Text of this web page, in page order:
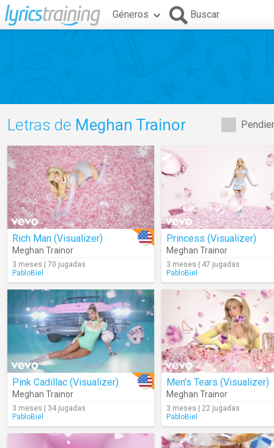
Géneros Buscar
Letras de Meghan Trainor
Rich Man (Visualizer)
Meghan Trainor
3 meses | 70 jugadas
PabloBiel
Princess (Visualizer)
Meghan Trainor
3 meses | 47 jugadas
PabloBiel
Pink Cadillac (Visualizer)
Meghan Trainor
3 meses | 34 jugadas
PabloBiel
Men's Tears (Visualizer)
Meghan Trainor
3 meses | 22 jugadas
PabloBiel